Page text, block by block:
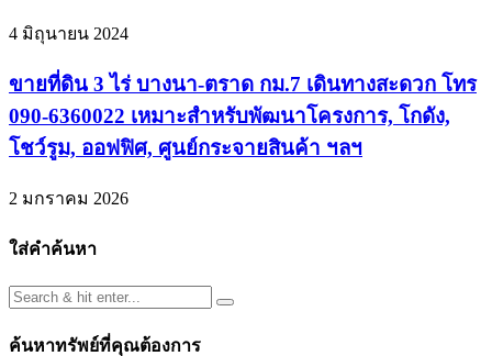
4 มิถุนายน 2024
ขายที่ดิน 3 ไร่ บางนา-ตราด กม.7 เดินทางสะดวก โทร
090-6360022 เหมาะสำหรับพัฒนาโครงการ, โกดัง,
โชว์รูม, ออฟฟิศ, ศูนย์กระจายสินค้า ฯลฯ
2 มกราคม 2026
ใส่คำค้นหา
ค้นหาทรัพย์ที่คุณต้องการ